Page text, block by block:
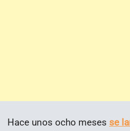
Hace unos ocho meses se